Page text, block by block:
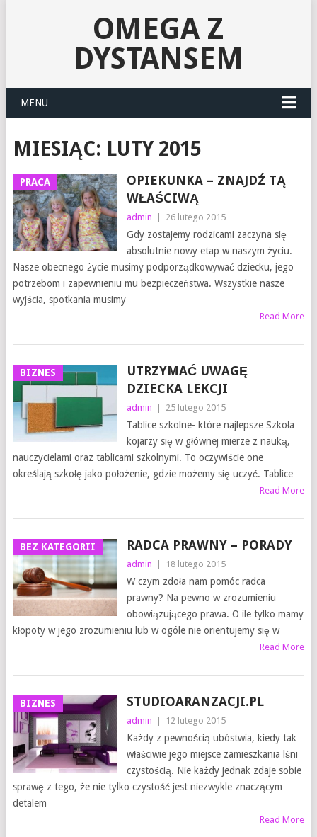
OMEGA Z
DYSTANSEM
MENU
MIESIĄC: LUTY 2015
PRACA
OPIEKUNKA – ZNAJDŹ TĄ
WŁAŚCIWĄ
admin 26 lutego 2015
Gdy zostajemy rodzicami zaczyna się
absolutnie nowy etap w naszym życiu.
Nasze obecnego życie musimy podporządkowywać dziecku, jego
potrzebom i zapewnieniu mu bezpieczeństwa. Wszystkie nasze
wyjścia, spotkania musimy
Read More
BIZNES
UTRZYMAĆ UWAGĘ
DZIECKA LEKCJI
admin 25 lutego 2015
Tablice szkolne- które najlepsze Szkoła
kojarzy się w głównej mierze z nauką,
nauczycielami oraz tablicami szkolnymi. To oczywiście one
określają szkołę jako położenie, gdzie możemy się uczyć. Tablice
Read More
BEZ KATEGORII RADCA PRAWNY – PORADY
admin 18 lutego 2015
W czym zdoła nam pomóc radca
prawny? Na pewno w zrozumieniu
obowiązującego prawa. O ile tylko mamy
kłopoty w jego zrozumieniu lub w ogóle nie orientujemy się w
Read More
BIZNES STUDIOARANZACJI.PL
admin 12 lutego 2015
Każdy z pewnością ubóstwia, kiedy tak
właściwie jego miejsce zamieszkania lśni
czystością. Nie każdy jednak zdaje sobie
sprawę z tego, że nie tylko czystość jest niezwykle znaczącym
detalem
Read More